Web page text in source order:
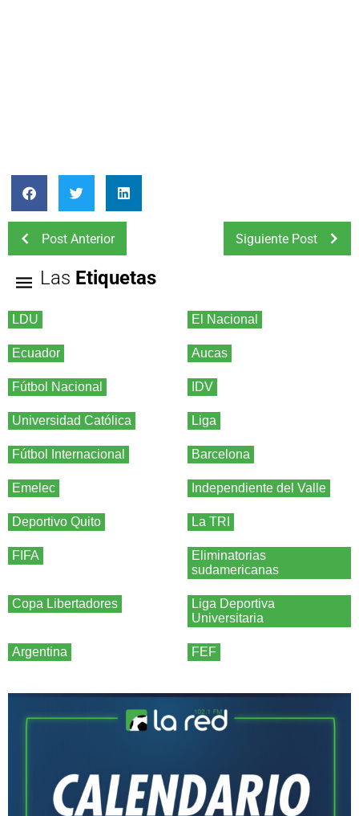
Post Anterior Siguiente Post
Las Etiquetas
LDU El Nacional
Ecuador Aucas
Fútbol Nacional IDV
Universidad Católica Liga
Fútbol Internacional Barcelona
Emelec Independiente del Valle
Deportivo Quito La TRI
FIFA
Eliminatorias
sudamericanas
Copa Libertadores
Liga Deportiva
Universitaria
Argentina FEF